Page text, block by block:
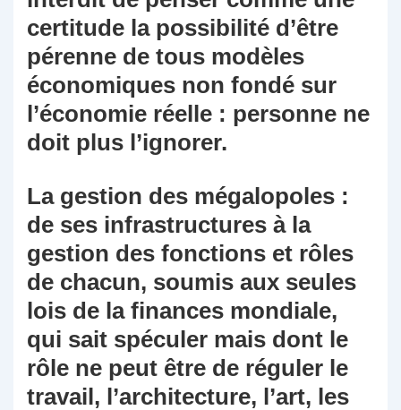
certitude la possibilité d’être
pérenne de tous modèles
économiques non fondé sur
l’économie réelle : personne ne
doit plus l’ignorer.
La gestion des mégalopoles :
de ses infrastructures à la
gestion des fonctions et rôles
de chacun, soumis aux seules
lois de la finances mondiale,
qui sait spéculer mais dont le
rôle ne peut être de réguler le
travail, l’architecture, l’art, les